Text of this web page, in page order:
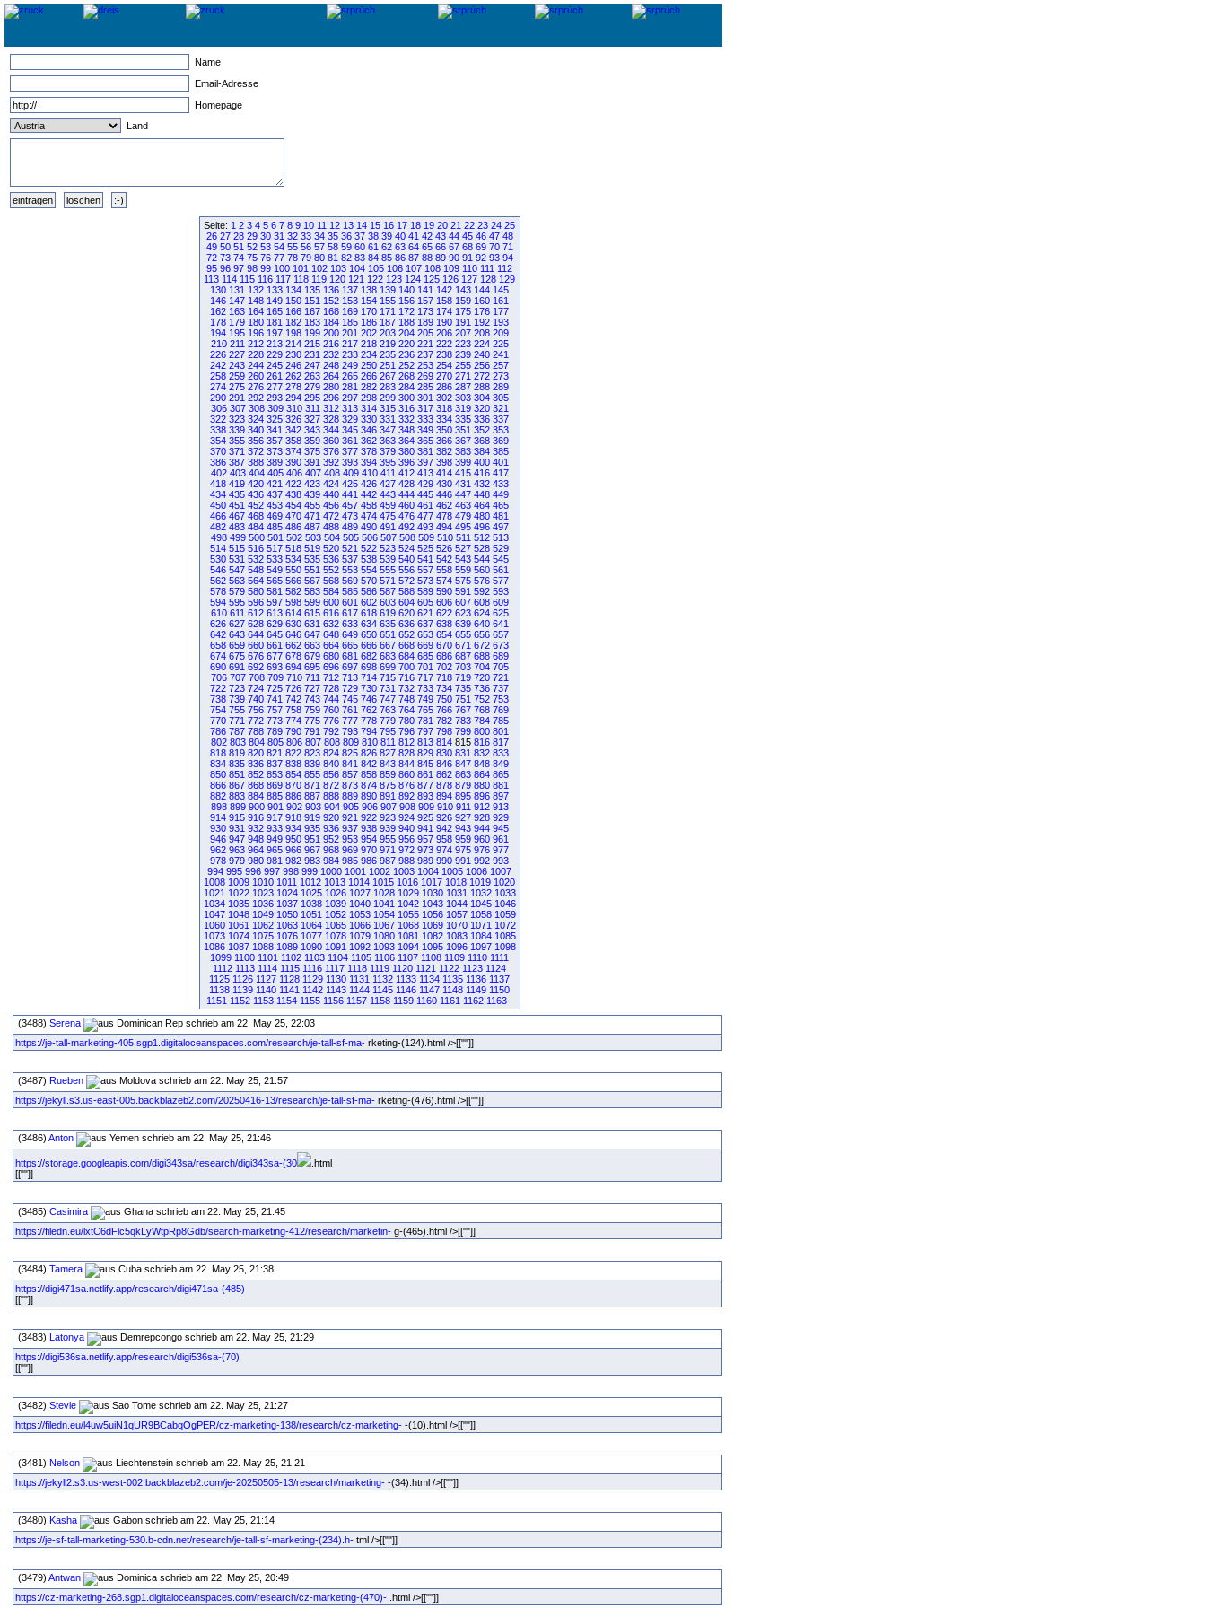
Name
Email-Adresse
Homepage
Land
Seite: 1 2 3 4 5 6 7 8 9 10 11 12 13 14 15 16 17 18 19 20 21 22 23 24 25
26 27 28 29 30 31 32 33 34 35 36 37 38 39 40 41 42 43 44 45 46 47 48
49 50 51 52 53 54 55 56 57 58 59 60 61 62 63 64 65 66 67 68 69 70 71
72 73 74 75 76 77 78 79 80 81 82 83 84 85 86 87 88 89 90 91 92 93 94
95 96 97 98 99 100 101 102 103 104 105 106 107 108 109 110 111 112
113 114 115 116 117 118 119 120 121 122 123 124 125 126 127 128 129
130 131 132 133 134 135 136 137 138 139 140 141 142 143 144 145
146 147 148 149 150 151 152 153 154 155 156 157 158 159 160 161
162 163 164 165 166 167 168 169 170 171 172 173 174 175 176 177
178 179 180 181 182 183 184 185 186 187 188 189 190 191 192 193
194 195 196 197 198 199 200 201 202 203 204 205 206 207 208 209
210 211 212 213 214 215 216 217 218 219 220 221 222 223 224 225
226 227 228 229 230 231 232 233 234 235 236 237 238 239 240 241
242 243 244 245 246 247 248 249 250 251 252 253 254 255 256 257
258 259 260 261 262 263 264 265 266 267 268 269 270 271 272 273
274 275 276 277 278 279 280 281 282 283 284 285 286 287 288 289
290 291 292 293 294 295 296 297 298 299 300 301 302 303 304 305
306 307 308 309 310 311 312 313 314 315 316 317 318 319 320 321
322 323 324 325 326 327 328 329 330 331 332 333 334 335 336 337
338 339 340 341 342 343 344 345 346 347 348 349 350 351 352 353
354 355 356 357 358 359 360 361 362 363 364 365 366 367 368 369
370 371 372 373 374 375 376 377 378 379 380 381 382 383 384 385
386 387 388 389 390 391 392 393 394 395 396 397 398 399 400 401
402 403 404 405 406 407 408 409 410 411 412 413 414 415 416 417
418 419 420 421 422 423 424 425 426 427 428 429 430 431 432 433
434 435 436 437 438 439 440 441 442 443 444 445 446 447 448 449
450 451 452 453 454 455 456 457 458 459 460 461 462 463 464 465
466 467 468 469 470 471 472 473 474 475 476 477 478 479 480 481
482 483 484 485 486 487 488 489 490 491 492 493 494 495 496 497
498 499 500 501 502 503 504 505 506 507 508 509 510 511 512 513
514 515 516 517 518 519 520 521 522 523 524 525 526 527 528 529
530 531 532 533 534 535 536 537 538 539 540 541 542 543 544 545
546 547 548 549 550 551 552 553 554 555 556 557 558 559 560 561
562 563 564 565 566 567 568 569 570 571 572 573 574 575 576 577
578 579 580 581 582 583 584 585 586 587 588 589 590 591 592 593
594 595 596 597 598 599 600 601 602 603 604 605 606 607 608 609
610 611 612 613 614 615 616 617 618 619 620 621 622 623 624 625
626 627 628 629 630 631 632 633 634 635 636 637 638 639 640 641
642 643 644 645 646 647 648 649 650 651 652 653 654 655 656 657
658 659 660 661 662 663 664 665 666 667 668 669 670 671 672 673
674 675 676 677 678 679 680 681 682 683 684 685 686 687 688 689
690 691 692 693 694 695 696 697 698 699 700 701 702 703 704 705
706 707 708 709 710 711 712 713 714 715 716 717 718 719 720 721
722 723 724 725 726 727 728 729 730 731 732 733 734 735 736 737
738 739 740 741 742 743 744 745 746 747 748 749 750 751 752 753
754 755 756 757 758 759 760 761 762 763 764 765 766 767 768 769
770 771 772 773 774 775 776 777 778 779 780 781 782 783 784 785
786 787 788 789 790 791 792 793 794 795 796 797 798 799 800 801
802 803 804 805 806 807 808 809 810 811 812 813 814815 816 817
818 819 820 821 822 823 824 825 826 827 828 829 830 831 832 833
834 835 836 837 838 839 840 841 842 843 844 845 846 847 848 849
850 851 852 853 854 855 856 857 858 859 860 861 862 863 864 865
866 867 868 869 870 871 872 873 874 875 876 877 878 879 880 881
882 883 884 885 886 887 888 889 890 891 892 893 894 895 896 897
898 899 900 901 902 903 904 905 906 907 908 909 910 911 912 913
914 915 916 917 918 919 920 921 922 923 924 925 926 927 928 929
930 931 932 933 934 935 936 937 938 939 940 941 942 943 944 945
946 947 948 949 950 951 952 953 954 955 956 957 958 959 960 961
962 963 964 965 966 967 968 969 970 971 972 973 974 975 976 977
978 979 980 981 982 983 984 985 986 987 988 989 990 991 992 993
994 995 996 997 998 999 1000 1001 1002 1003 1004 1005 1006 1007
1008 1009 1010 1011 1012 1013 1014 1015 1016 1017 1018 1019 1020
1021 1022 1023 1024 1025 1026 1027 1028 1029 1030 1031 1032 1033
1034 1035 1036 1037 1038 1039 1040 1041 1042 1043 1044 1045 1046
1047 1048 1049 1050 1051 1052 1053 1054 1055 1056 1057 1058 1059
1060 1061 1062 1063 1064 1065 1066 1067 1068 1069 1070 1071 1072
1073 1074 1075 1076 1077 1078 1079 1080 1081 1082 1083 1084 1085
1086 1087 1088 1089 1090 1091 1092 1093 1094 1095 1096 1097 1098
1099 1100 1101 1102 1103 1104 1105 1106 1107 1108 1109 1110 1111
1112 1113 1114 1115 1116 1117 1118 1119 1120 1121 1122 1123 1124
1125 1126 1127 1128 1129 1130 1131 1132 1133 1134 1135 1136 1137
1138 1139 1140 1141 1142 1143 1144 1145 1146 1147 1148 1149 1150
1151 1152 1153 1154 1155 1156 1157 1158 1159 1160 1161 1162 1163
(3488) Serena
schrieb am 22. May 25, 22:03
https://je-tall-marketing-405.sgp1.digitaloceanspaces.com/research/je-tall-sf-ma- rketing-(124).html />[[""]]
(3487) Rueben
schrieb am 22. May 25, 21:57
https://jekyll.s3.us-east-005.backblazeb2.com/20250416-13/research/je-tall-sf-ma- rketing-(476).html />[[""]]
(3486) Anton schrieb am 22. May 25, 21:46
https://storage.googleapis.com/digi343sa/research/digi343sa-(30
.html
[[""]]
(3485) Casimira
schrieb am 22. May 25, 21:45
https://filedn.eu/lxtC6dFlc5qkLyWtpRp8Gdb/search-marketing-412/research/marketin- g-(465).html />[[""]]
(3484) Tamera
schrieb am 22. May 25, 21:38
https://digi471sa.netlify.app/research/digi471sa-(485)
[[""]]
(3483) Latonya
schrieb am 22. May 25, 21:29
https://digi536sa.netlify.app/research/digi536sa-(70)
[[""]]
(3482) Stevie
schrieb am 22. May 25, 21:27
https://filedn.eu/l4uw5uiN1qUR9BCabqOgPER/cz-marketing-138/research/cz-marketing- -(10).html />[[""]]
(3481) Nelson
schrieb am 22. May 25, 21:21
https://jekyll2.s3.us-west-002.backblazeb2.com/je-20250505-13/research/marketing- -(34).html />[[""]]
(3480) Kasha
schrieb am 22. May 25, 21:14
https://je-sf-tall-marketing-530.b-cdn.net/research/je-tall-sf-marketing-(234).h- tml />[[""]]
(3479) Antwan
schrieb am 22. May 25, 20:49
https://cz-marketing-268.sgp1.digitaloceanspaces.com/research/cz-marketing-(470)- .html />[[""]]